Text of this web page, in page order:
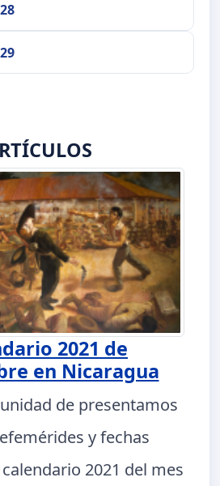
2021 de
en Nicaragua
de presentamos
y fechas
2021 del mes